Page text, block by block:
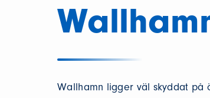
Wallhamn ligger väl skyddat på